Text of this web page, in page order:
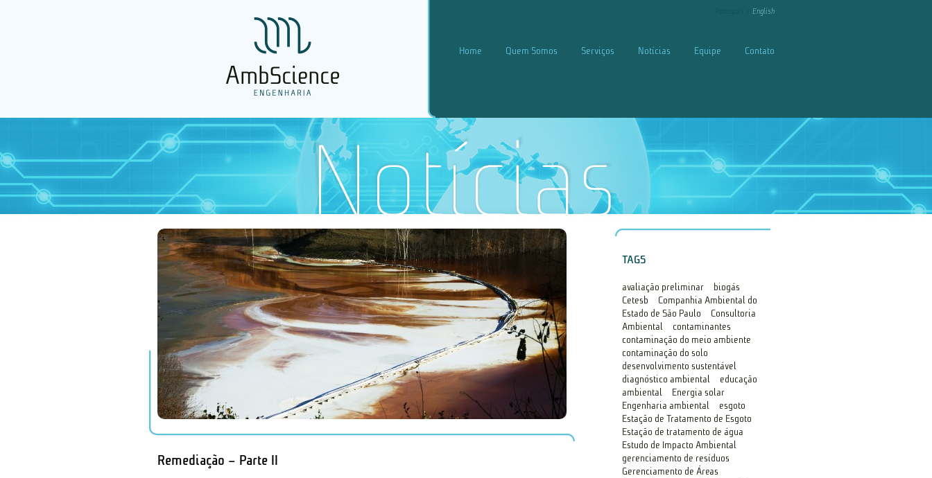
English
Home Quem Somos Serviços Notícias Equipe Contato
Remediação – Parte II
TAGS
avaliação preliminar
biogás
Cetesb
Companhia Ambiental do
Estado de São Paulo
Consultoria
Ambiental
contaminantes
contaminação do meio ambiente
contaminação do solo
desenvolvimento sustentável
diagnóstico ambiental
educação
ambiental
Energia solar
Engenharia ambiental
esgoto
Estação de Tratamento de Esgoto
Estação de tratamento de água
Estudo de Impacto Ambiental
gerenciamento de resíduos
Gerenciamento de Áreas